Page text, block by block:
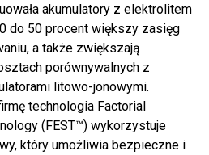
akumulatory z elektrolitem
do 50 procent większy zasięg
a także zwiększają
porównywalnych z
litowo-jonowymi.
technologia Factorial
(FEST™) wykorzystuje
który umożliwia bezpieczne i